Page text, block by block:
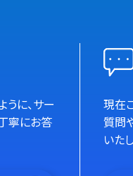
に、サー
寧にお答
現在
質問
いた